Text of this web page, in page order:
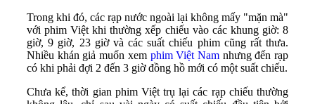
Trong khi đó, các rạp nước ngoài lại không mấy "mặn mà"
với phim Việt khi thường xếp chiếu vào các khung giờ: 8
giờ, 9 giờ, 23 giờ và các suất chiếu phim cũng rất thưa.
Nhiều khán giả muốn xem phim Việt Namnhưng đến rạp
có khi phải đợi 2 đến 3 giờ đồng hồ mới có một suất chiếu.
Chưa kể, thời gian phim Việt trụ lại các rạp chiếu thường